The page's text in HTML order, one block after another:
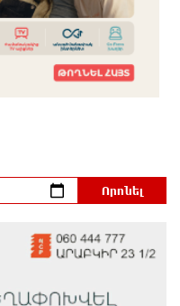
կլինի
2 ժամ առաջ
Բ Ամենայն Հայոց
մնացած քաղաքացու
2 ժամ առաջ
շարժումը